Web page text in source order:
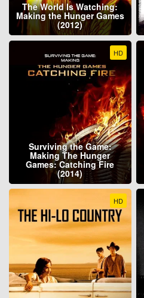
The World Is Watching:
Making the Hunger Games
(2012)
HD
Surviving the Game:
Making The Hunger
Games: Catching Fire
(2014)
HD